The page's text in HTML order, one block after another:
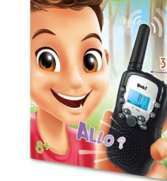
Bucătărie
Muzicale
Bebeluși
Diverse
Păpuși
Mașinuțe
0-1 Ani